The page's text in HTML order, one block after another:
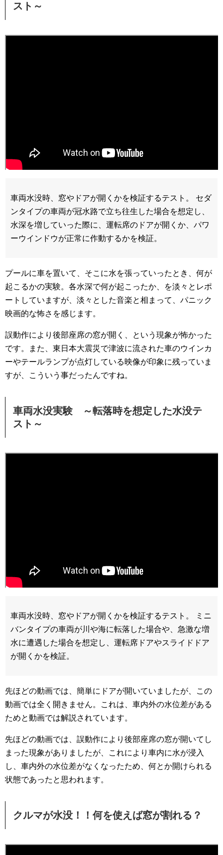
スト～
車両水没時、窓やドアが開くかを検証するテスト。
セダ
ンタイプの車両が冠水路で立ち往生した場合を想定し、
水深を増していった際に、運­転席のドアが開くか、パワ
ーウインドウが正常に作動するかを検証。
プールに車を置いて、そこに水を張っていったとき、何が
起こるかの実験。各水深で何が起こったか、を淡々とレポ
ートしていますが、淡々とした音楽と相まって、パニック
映画的な怖さを感じます。
誤動作により後部座席の窓が開く、という現象が怖かった
です。また、東日本大震災で津波に流された車のウインカ
ーやテールランプが点灯している映像が印象に残っていま
すが、こういう事だったんですね。
車両水没実験 ～転落時を想定した水没テ
スト～
車両水没時、窓やドアが開くかを検証するテスト。
ミニ
バンタイプの車両が川や海に転落した場合や、急激な増
水に遭遇した場合を想定し、­運転席ドアやスライドドア
が開くかを検証。
先ほどの動画では、簡単にドアが開いていましたが、この
動画では全く開きません。これは、車内外の水位差がある
ためと動画では解説されています。
先ほどの動画では、誤動作により後部座席の窓が開いてし
まった現象がありましたが、これにより車内に水が浸入
し、車内外の水位差がなくなったため、何とか開けられる
状態であったと思われます。
クルマが水没！！何を使えば窓が割れる？